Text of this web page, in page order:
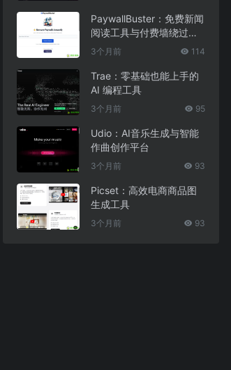
PaywallBuster：免费新闻
阅读工具与付费墙绕过助
手
3个月前 114
Trae：零基础也能上手的
AI 编程工具
3个月前 95
Udio：AI音乐生成与智能
作曲创作平台
3个月前 93
Picset：高效电商商品图
生成工具
3个月前 93